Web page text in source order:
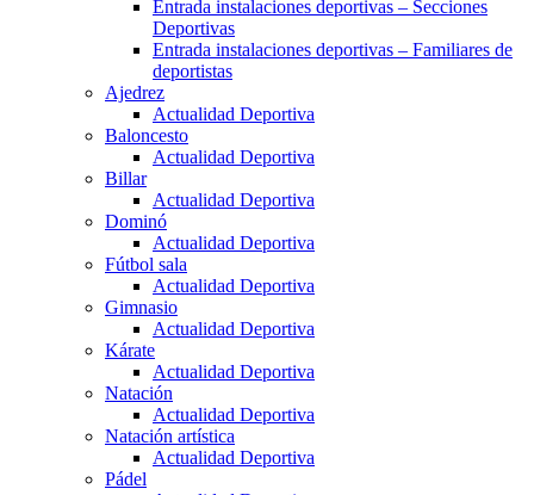
Entrada instalaciones deportivas – Secciones
Deportivas
Entrada instalaciones deportivas – Familiares de
deportistas
Ajedrez
Actualidad Deportiva
Baloncesto
Actualidad Deportiva
Billar
Actualidad Deportiva
Dominó
Actualidad Deportiva
Fútbol sala
Actualidad Deportiva
Gimnasio
Actualidad Deportiva
Kárate
Actualidad Deportiva
Natación
Actualidad Deportiva
Natación artística
Actualidad Deportiva
Pádel